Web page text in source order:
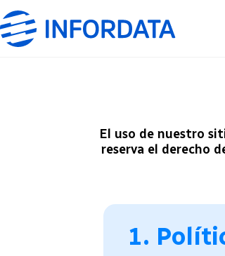
El uso de nuestro
reserva el derecho
1.